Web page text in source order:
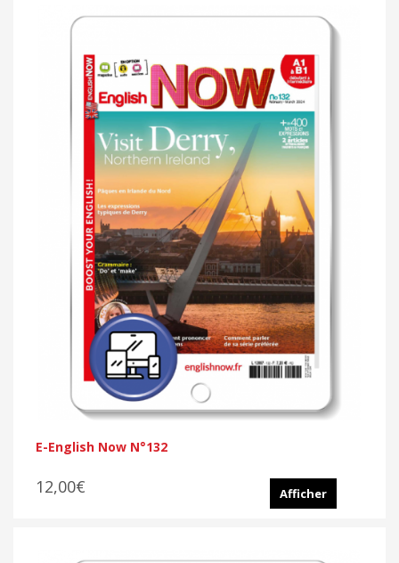
E-English Now N°132
12,00€ Afficher